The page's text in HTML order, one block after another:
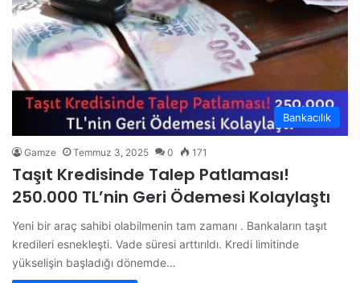
Bankacılık
Gamze Temmuz 3, 2025 0 171
Taşıt Kredisinde Talep Patlaması!
250.000 TL’nin Geri Ödemesi Kolaylaştı
Yeni bir araç sahibi olabilmenin tam zamanı . Bankaların taşıt
kredileri esnekleşti. Vade süresi arttırıldı. Kredi limitinde
yükselişin başladığı dönemde…